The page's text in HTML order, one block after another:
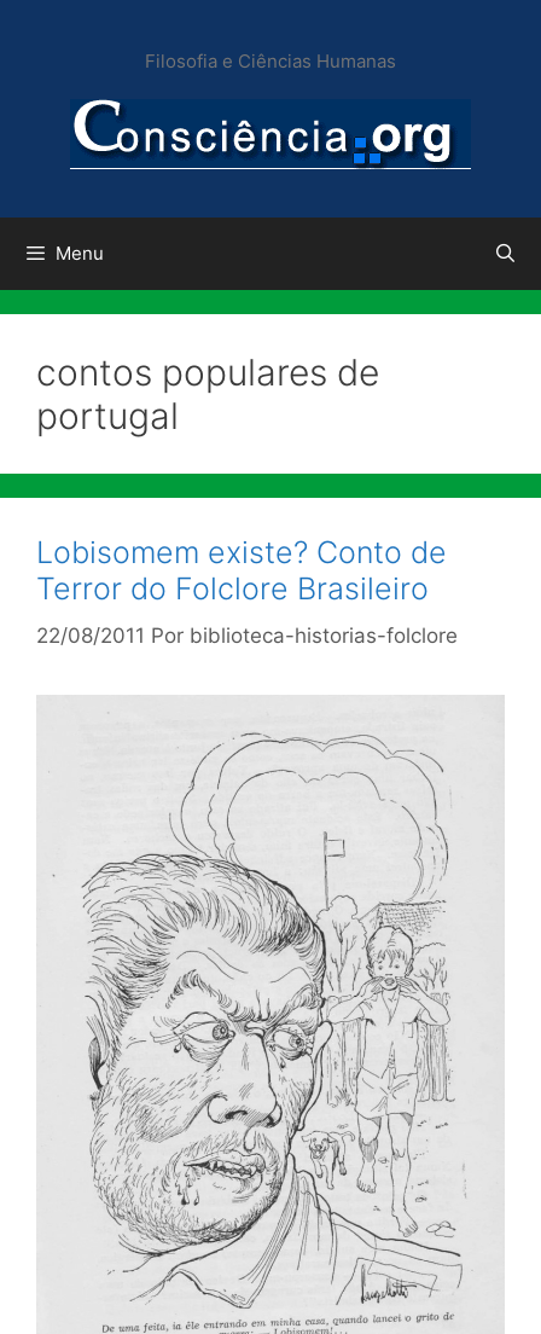
conteúdo
Filosofia e Ciências Humanas
Menu
contos populares de
portugal
Lobisomem existe? Conto de
Terror do Folclore Brasileiro
22/08/2011 Por biblioteca-historias-folclore